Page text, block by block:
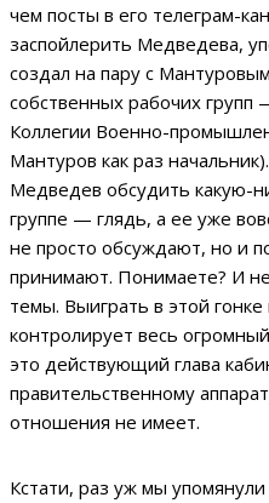
чем посты в его телеграм-
заспойлерить Медведева,
создал на пару с
собственных рабочих
Коллегии Военно-
Мантуров как раз
Медведев обсудить какую-
группе — глядь, а ее уже
не просто обсуждают, но и
принимают. Понимаете? И
темы. Выиграть в этой
контролирует весь
это действующий глава
правительственному
отношения не имеет.
Кстати, раз уж мы